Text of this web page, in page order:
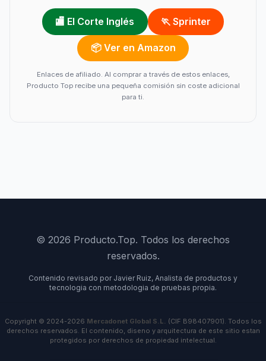
🏬 El Corte Inglés 🏃 Sprinter
📦 Ver en Amazon
Enlaces de afiliado. Al comprar a través de estos enlaces,
Producto Top recibe una pequeña comisión sin coste adicional
para ti.
© 2026 Producto.Top. Todos los derechos
reservados.
Contenido revisado por Javier Ruiz, Analista de productos y
tecnologia con metodologia de pruebas propia.
Copyright © 2024-2026 Mercadonet Global S.L.
(CIF B98407901). Todos los
derechos reservados. El contenido, diseno y arquitectura de este sitio estan
protegidos por derechos de propiedad intelectual.